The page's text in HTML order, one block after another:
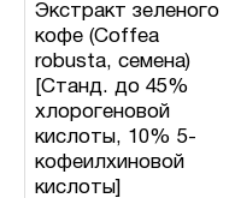
Экстракт зеленого
кофе (Coffea
robusta, семена)
[Станд. до 45%
хлорогеновой
кислоты, 10% 5-
кофеилхиновой
кислоты]